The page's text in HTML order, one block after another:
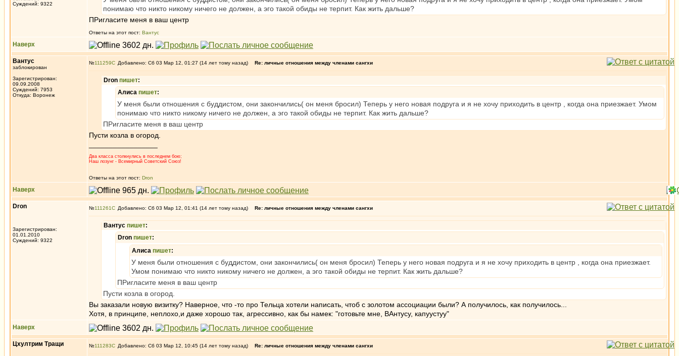
Суждений: 9322
понимаю что никто никому ничего не должен, а эго такой обиды не терпит. Как жить дальше?
ПРигласите меня в ваш центр
Ответы на этот пост: Вантус
Наверх
Вантус
заблокирован
Зарегистрирован:
09.09.2008
Суждений: 7953
Откуда: Воронеж
№111259 Добавлено: Сб 03 Мар 12, 01:27 (14 лет тому назад) Re: личные отношения между членами сангхи
Dron пишет:
Алиса пишет:
У меня были отношения с буддистом, они закончились( он меня бросил) Теперь у него новая подруга и я не хочу приходить в центр , когда она приезжает. Умом
понимаю что никто никому ничего не должен, а эго такой обиды не терпит. Как жить дальше?
ПРигласите меня в ваш центр
Пусти козла в огород.
Два класса столкнулись в последнем бою;
Наш лозунг - Всемирный Советский Союз!
Ответы на этот пост: Dron
Наверх
Dron
Зарегистрирован:
01.01.2010
Суждений: 9322
№111261 Добавлено: Сб 03 Мар 12, 01:41 (14 лет тому назад) Re: личные отношения между членами сангхи
Вантус пишет:
Dron пишет:
Алиса пишет:
У меня были отношения с буддистом, они закончились( он меня бросил) Теперь у него новая подруга и я не хочу приходить в центр , когда она приезжает.
Умом понимаю что никто никому ничего не должен, а эго такой обиды не терпит. Как жить дальше?
ПРигласите меня в ваш центр
Пусти козла в огород.
Вы заказали новую визитку? Наверное, что -то про Тельца хотели написать, чтоб с золотом ассоциации были? А получилось, как получилось...
Хотя, в принципе, неплохо,и даже хорошо так, агрессивно, как бы намек: "готовьте мне, ВАнтусу, капуустуу"
Наверх
Цхултрим Тращи №111283 Добавлено: Сб 03 Мар 12, 10:45 (14 лет тому назад) Re: личные отношения между членами сангхи